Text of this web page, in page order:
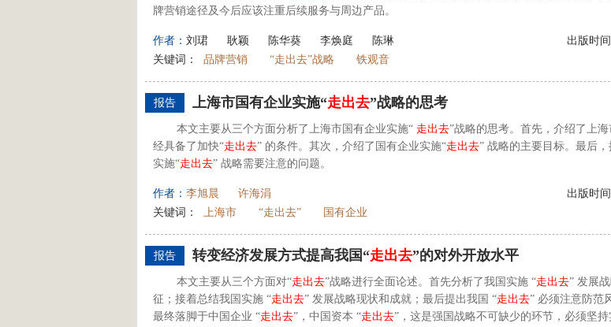
牌营销途径及今后应该注重后续服务与周边产品。
作者： 刘珺 耿颖 陈华葵 李焕庭 陈琳
出版时
关键词：
品牌营销 “走出去”战略 铁观音
报告 上海市国有企业实施“走出去”战略的思考
本文主要从三个方面分析了上海市国有企业实施“ 走出去”战略的思考。首先，介绍了上
经具备了加快“走出去” 的条件。其次，介绍了国有企业实施“走出去” 战略的主要目标。最后
实施“走出去” 战略需要注意的问题。
作者： 李旭晨 许海涓
出版时
关键词：
上海市 “走出去” 国有企业
报告 转变经济发展方式提高我国“走出去”的对外开放水平
本文主要从三个方面对“走出去”战略进行全面论述。首先分析了我国实施 “走出去” 发展
征；接着总结我国实施 “走出去” 发展战略现状和成就；最后提出我国 “走出去” 必须注意防范
最终落脚于中国企业 “走出去”，中国资本 “走出去”，这是强国战略不可缺少的环节，必须坚